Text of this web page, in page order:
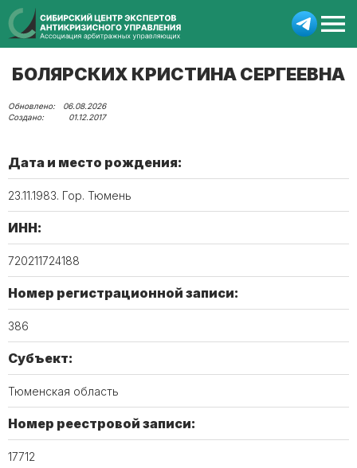
БОЛЯРСКИХ КРИСТИНА СЕРГЕЕВНА
06.08.2026
01.12.2017
Дата и место рождения:
23.11.1983. Гор. Тюмень
ИНН:
720211724188
Номер регистрационной записи:
386
Субъект:
Тюменская область
Номер реестровой записи:
17712